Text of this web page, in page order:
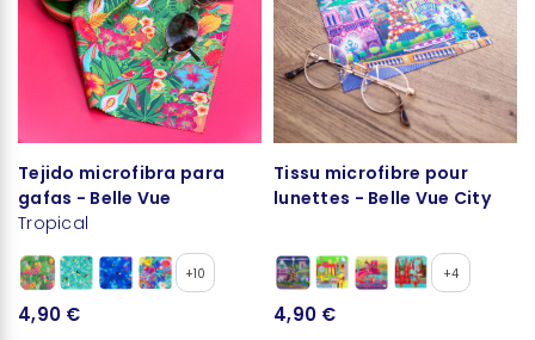
Tejido microfibra para
gafas - Belle Vue
Tropical
+10
4,90 €
Tissu microfibre pour
lunettes - Belle Vue City
+4
4,90 €